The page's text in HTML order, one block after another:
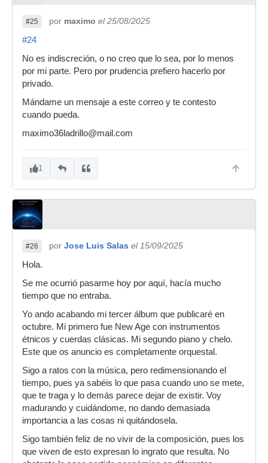
#25 por maximo el 25/08/2025
#24
No es indiscreción, o no creo que lo sea, por lo menos
por mi parte. Pero por prudencia prefiero hacerlo por
privado.
Mándame un mensaje a este correo y te contesto
cuando pueda.
maximo36ladrillo@mail.com
1
#26 por Jose Luis Salas el 15/09/2025
Hola.
Se me ocurrió pasarme hoy por aquí, hacía mucho
tiempo que no entraba.
Yo ando acabando mi tercer álbum que publicaré en
octubre. Mi primero fue New Age con instrumentos
étnicos y cuerdas clásicas. Mi segundo piano y chelo.
Este que os anuncio es completamente orquestal.
Sigo a ratos con la música, pero redimensionando el
tiempo, pues ya sabéis lo que pasa cuando uno se mete,
que te traga y lo demás parece dejar de existir. Voy
madurando y cuidándome, no dando demasiada
importancia a las cosas ni quitándosela.
Sigo también feliz de no vivir de la composición, pues los
que viven de esto expresan lo ingrato que resulta. No